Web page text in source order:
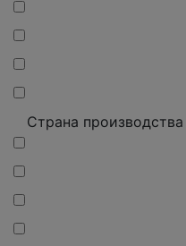
Страна производства